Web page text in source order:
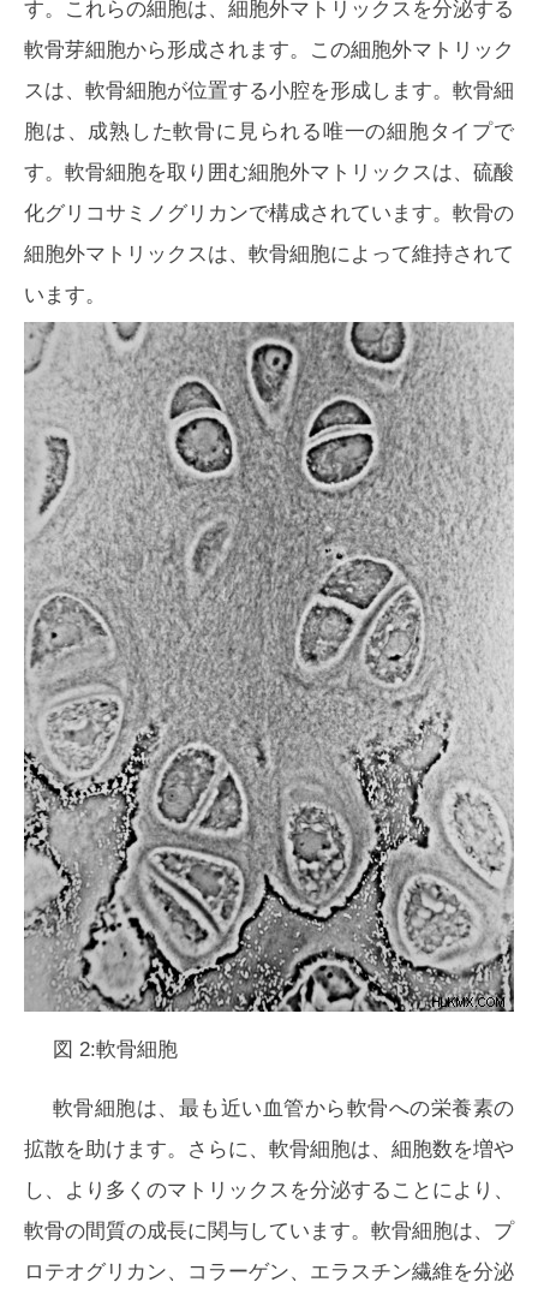
す。これらの細胞は、細胞外マトリックスを分泌する
軟骨芽細胞から形成されます。この細胞外マトリック
スは、軟骨細胞が位置する小腔を形成します。軟骨細
胞は、成熟した軟骨に見られる唯一の細胞タイプで
す。軟骨細胞を取り囲む細胞外マトリックスは、硫酸
化グリコサミノグリカンで構成されています。軟骨の
細胞外マトリックスは、軟骨細胞によって維持されて
います。
図 2:軟骨細胞
軟骨細胞は、最も近い血管から軟骨への栄養素の
拡散を助けます。さらに、軟骨細胞は、細胞数を増や
し、より多くのマトリックスを分泌することにより、
軟骨の間質の成長に関与しています。軟骨細胞は、プ
ロテオグリカン、コラーゲン、エラスチン繊維を分泌